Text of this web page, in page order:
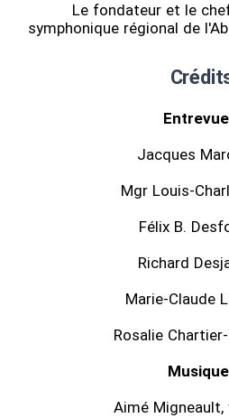
Le fondateur et le
symphonique régional de
Jacques
Mgr Louis-
Félix B.
Richard
Marie-Claude
Rosalie
Aimé Migneault,